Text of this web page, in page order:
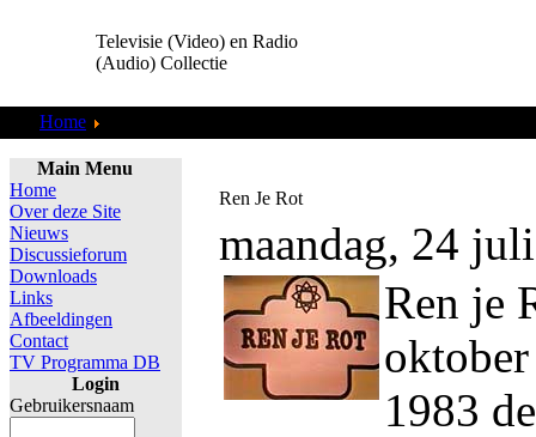
Televisie (Video) en Radio
(Audio) Collectie
Home
Main Menu
Home
Over deze Site
Nieuws
Discussieforum
Downloads
Links
Afbeeldingen
Contact
TV Programma DB
Login
Gebruikersnaam
Ren Je Rot
maandag, 24
Ren je
1983